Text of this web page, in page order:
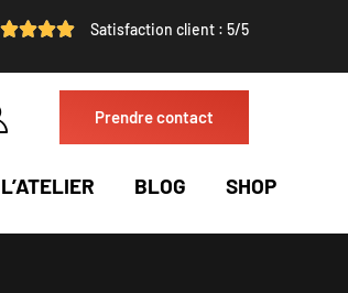
Satisfaction client : 5/5
Prendre contact
L’ATELIER BLOG SHOP